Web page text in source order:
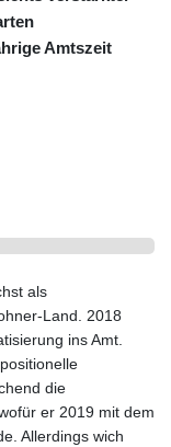
Amtszeit
als
Land. 2018
ins Amt.
die
er 2019 mit dem
Allerdings wich